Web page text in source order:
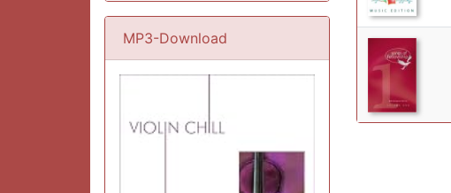
MP3-Download